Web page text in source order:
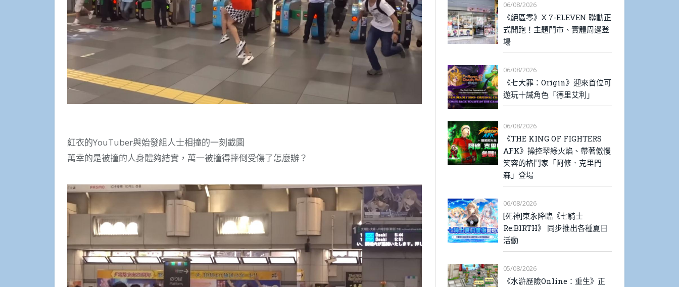
紅衣的YouTuber與始發組人士相撞的一刻截圖
萬幸的是被撞的人身體夠結實，萬一被撞得摔倒受傷了怎麼辦？
06/08/2026
《絕區零》X 7-ELEVEN 聯動正
式開跑！主題門市、實體周邊登
場
06/08/2026
《七大罪：Origin》迎來首位可
遊玩十誡角色「德里艾利」
06/08/2026
《THE KING OF FIGHTERS
AFK》操控翠綠火焰、帶著傲慢
笑容的格鬥家「阿修．克里門
森」登場
06/08/2026
[死神]東永降臨《七騎士
Re:BIRTH》 同步推出各種夏日
活動
05/08/2026
《水滸歷險Online：重生》正